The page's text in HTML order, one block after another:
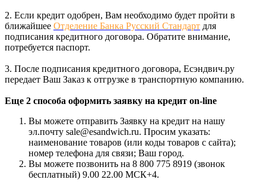
2. Если кредит одобрен, Вам необходимо будет пройти в
ближайшее Отделение Банка Русский Стандарт для
подписания кредитного договора. Обратите внимание,
потребуется паспорт.
3. После подписания кредитного договора, Есэндвич.ру
передает Ваш Заказ к отгрузке в транспортную компанию.
Еще 2 способа оформить заявку на кредит on-line
Вы можете отправить Заявку на кредит на нашу
эл.почту sale@esandwich.ru. Просим указать:
наименование товаров (или коды товаров с сайта);
номер телефона для связи; Ваш город.
Вы можете позвонить на 8 800 775 8919 (звонок
бесплатный) 9.00 22.00 МСК+4.